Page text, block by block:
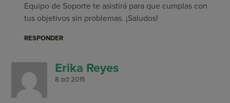
Equipo de Soporte te asistirá para que cumplas con
tus objetivos sin problemas. ¡Saludos!
RESPONDER
Erika Reyes
8 oct 2015